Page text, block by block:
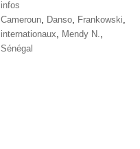
le
Catégories
infos
Étiquettes
Cameroun, Danso, Frankowski,
internationaux, Mendy N.,
Sénégal